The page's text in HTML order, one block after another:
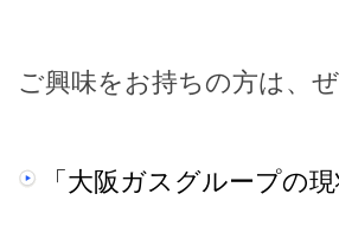
ご興味をお持ちの方は、
「大阪ガスグループの